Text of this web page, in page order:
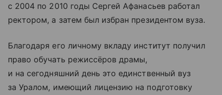
с 2004 по 2010 годы Сергей Афанасьев работал
ректором, а затем был избран президентом вуза.
Благодаря его личному вкладу институт получил
право обучать режиссёров драмы,
и на сегодняшний день это единственный вуз
за Уралом, имеющий лицензию на подготовку